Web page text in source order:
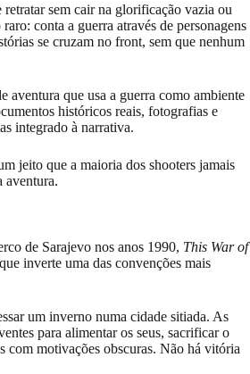
sem cair na glorificação vazia ou
conta a guerra através de personagens
se cruzam no front, sem que nenhum
que usa a guerra como ambiente
históricos reais, fotografias e
integrado à narrativa.
jeito que a maioria dos shooters jamais
aventura.
de Sarajevo nos anos 1990, This War of
inverte uma das convenções mais
um inverno numa cidade sitiada. As
para alimentar os seus, sacrificar o
com motivações obscuras. Não há vitória